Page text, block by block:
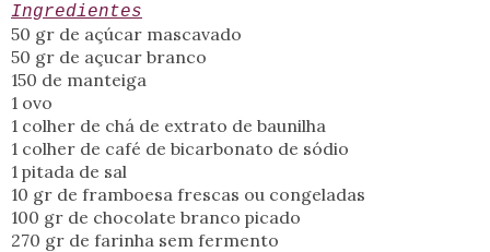
Ingredientes
50 gr de açúcar mascavado
50 gr de açucar branco
150 de manteiga
1 ovo
1 colher de chá de extrato de baunilha
1 colher de café de bicarbonato de sódio
1 pitada de sal
10 gr de framboesa frescas ou congeladas
100 gr de chocolate branco picado
270 gr de farinha sem fermento